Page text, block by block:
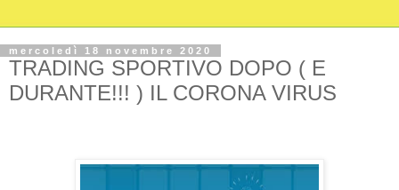
mercoledì 18 novembre 2020
TRADING SPORTIVO DOPO ( E
DURANTE!!! ) IL CORONA VIRUS